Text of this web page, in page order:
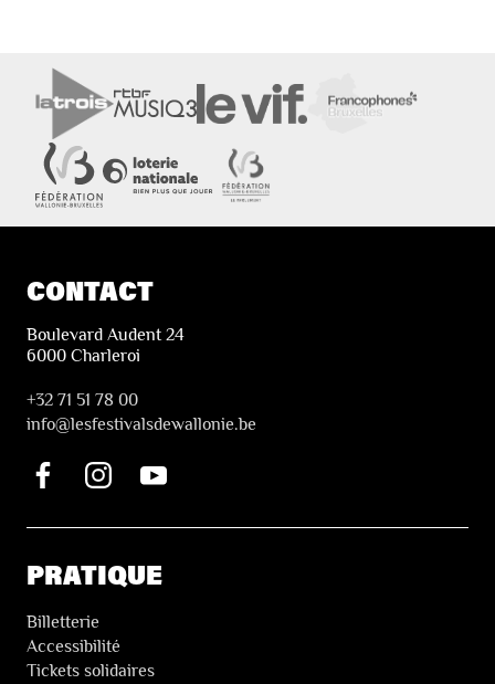
CONTACT
Boulevard Audent 24
6000 Charleroi
+32 71 51 78 00
info@lesfestivalsdewallonie.be
PRATIQUE
Billetterie
Accessibilité
Tickets solidaires